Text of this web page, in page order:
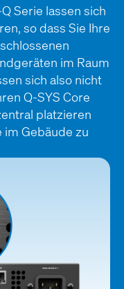
Serie lassen sich
so dass Sie Ihre
im Raum
sich also nicht
Q-SYS Core
platzieren
Gebäude zu